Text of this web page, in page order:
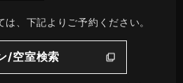
、下記よりご予約ください。
/空室検索